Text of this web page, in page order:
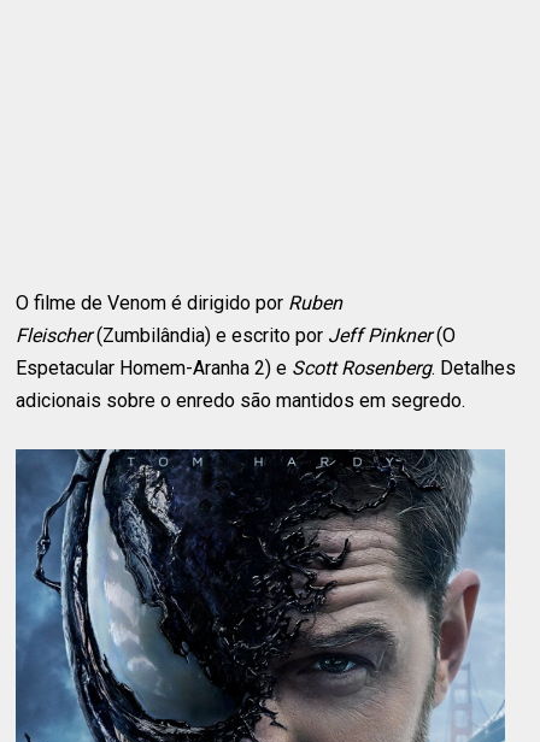
O filme de Venom é dirigido por Ruben
Fleischer(Zumbilândia) e escrito por Jeff Pinkner(O
Espetacular Homem-Aranha 2) e Scott Rosenberg. Detalhes
adicionais sobre o enredo são mantidos em segredo.